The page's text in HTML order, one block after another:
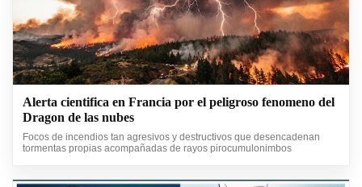
Alerta cientifica en Francia por el peligroso fenomeno del
Dragon de las nubes
Focos de incendios tan agresivos y destructivos que desencadenan
tormentas propias acompañadas de rayos pirocumulonimbos